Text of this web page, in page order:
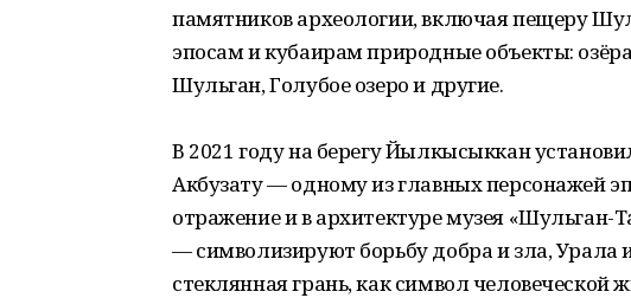
памятников археологии, включая пещеру
эпосам и кубаирам природные объекты:
Шульган, Голубое озеро и другие.
В 2021 году на берегу Йылкысыккан
Акбузату — одному из главных персонажей
отражение и в архитектуре музея
— символизируют борьбу добра и зла,
стеклянная грань, как символ человеческой